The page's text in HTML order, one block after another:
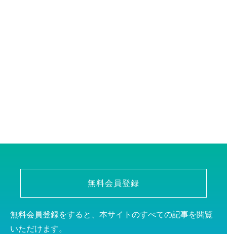
無料会員登録
無料会員登録をすると、本サイトのすべての記事を閲覧
いただけます。